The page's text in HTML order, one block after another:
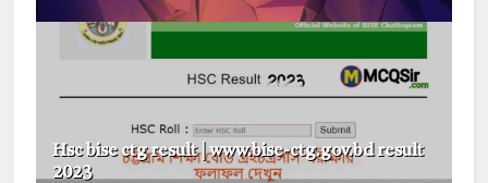
Hsc bise ctg result | www.bise-ctg.gov.bd result
2023